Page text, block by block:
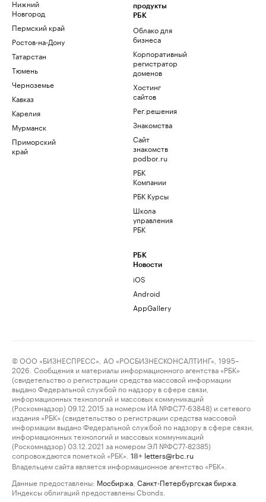
Нижний
Новгород
Пермский край
Ростов-на-Дону
Татарстан
Тюмень
Черноземье
Кавказ
Карелия
Мурманск
Приморский
край
продукты
РБК
Облако для
бизнеса
Корпоративный
регистратор
доменов
Хостинг
сайтов
Рег.решения
Знакомства
Сайт
знакомств
podbor.ru
РБК
Компании
РБК Курсы
Школа
управления
РБК
РБК
Новости
iOS
Android
AppGallery
© ООО «БИЗНЕСПРЕСС», АО «РОСБИЗНЕСКОНСАЛТИНГ», 1995–
2026. Сообщения и материалы информационного агентства «РБК»
(свидетельство о регистрации средства массовой информации
выдано Федеральной службой по надзору в сфере связи,
информационных технологий и массовых коммуникаций
(Роскомнадзор) 09.12.2015 за номером ИА №ФС77-63848) и сетевого
издания «РБК» (свидетельство о регистрации средства массовой
информации выдано Федеральной службой по надзору в сфере связи,
информационных технологий и массовых коммуникаций
(Роскомнадзор) 03.12.2021 за номером ЭЛ №ФС77-82385)
сопровождаются пометкой «РБК».
18+ letters@rbc.ru
Владельцем сайта является информационное агентство «РБК».
Данные предоставлены: Мосбиржа Санкт-Петербургская биржа
Индексы облигаций предоставлены Cbonds.